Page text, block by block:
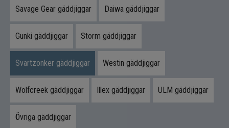
Extrem huggfaktor på stor gädda
Fungerar från grunt till djupt
Beprövad kvalitet från Svartzonker
Savage Gear gäddjiggar Daiwa gäddjiggar
Gunki gäddjiggar Storm gäddjiggar
Svartzonker gäddjiggar Westin gäddjiggar
Wolfcreek gäddjiggar Illex gäddjiggar ULM gäddjiggar
Övriga gäddjiggar